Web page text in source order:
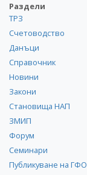
Раздели
ТРЗ
Счетоводство
Данъци
Справочник
Новини
Закони
Становища НАП
ЗМИП
Форум
Семинари
Публикуване на ГФО